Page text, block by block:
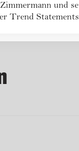
und
Trend